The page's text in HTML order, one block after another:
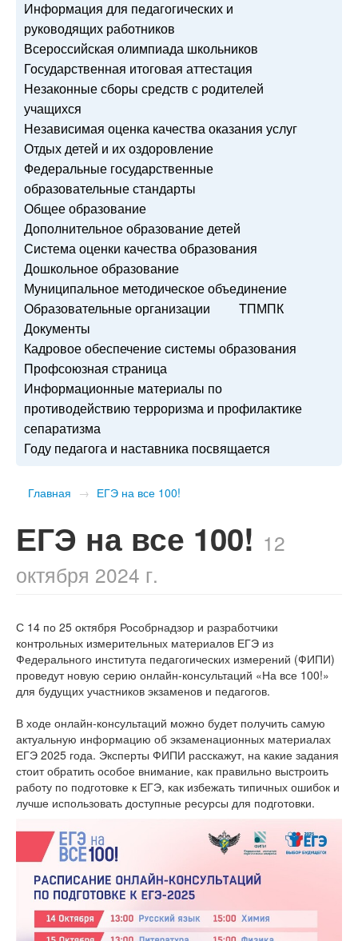
Информация для педагогических и
руководящих работников
Всероссийская олимпиада школьников
Государственная итоговая аттестация
Незаконные сборы средств с родителей
учащихся
Независимая оценка качества оказания услуг
Отдых детей и их оздоровление
Федеральные государственные
образовательные стандарты
Общее образование
Дополнительное образование детей
Система оценки качества образования
Дошкольное образование
Муниципальное методическое объединение
Образовательные организации
ТПМПК
Документы
Кадровое обеспечение системы образования
Профсоюзная страница
Информационные материалы по
противодействию терроризма и профилактике
сепаратизма
Году педагога и наставника посвящается
Главная → ЕГЭ на все 100!
ЕГЭ на все 100! 12
октября 2024 г.
С 14 по 25 октября Рособрнадзор и разработчики
контрольных измерительных материалов ЕГЭ из
Федерального института педагогических измерений (ФИПИ)
проведут новую серию онлайн-консультаций «На все 100!»
для будущих участников экзаменов и педагогов.
В ходе онлайн-консультаций можно будет получить самую
актуальную информацию об экзаменационных материалах
ЕГЭ 2025 года. Эксперты ФИПИ расскажут, на какие задания
стоит обратить особое внимание, как правильно выстроить
работу по подготовке к ЕГЭ, как избежать типичных ошибок и
лучше использовать доступные ресурсы для подготовки.